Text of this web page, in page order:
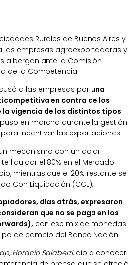
Rurales de Buenos Aires y
las empresas agroexportadoras y
albergan ante la Comisión
de la Competencia.
a las empresas por una
en contra de los
vigencia de los distintos tipos
en marcha durante la gestión
incentivar las exportaciones.
mecanismo con un dolar
liquidar el 80% en el Mercado
mientras que el 20% restante se
Con Liquidación (CCL).
días atrás, expresaron
que no se paga en los
con ese mix de monedas
de cambio del Banco Nación.
Horacio Salaberri,dio a conocer